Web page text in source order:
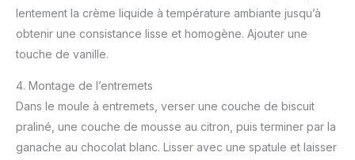
lentement la crème liquide à température ambiante jusqu’à
obtenir une consistance lisse et homogène. Ajouter une
touche de vanille.
4. Montage de l’entremets
Dans le moule à entremets, verser une couche de biscuit
praliné, une couche de mousse au citron, puis terminer par la
ganache au chocolat blanc. Lisser avec une spatule et laisser